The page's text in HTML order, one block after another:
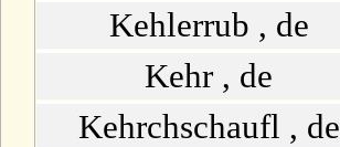
Kehlerrub , de
Kehr , de
Kehrchschaufl , de